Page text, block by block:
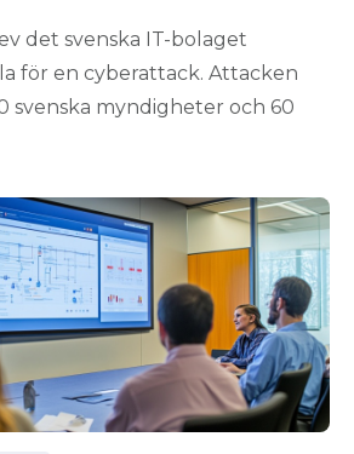
det svenska IT-bolaget
för en cyberattack. Attacken
svenska myndigheter och 60